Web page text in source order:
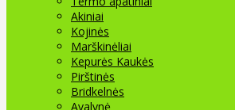
Akiniai
Kojinės
Marškinėliai
Kepurės Kaukės
Pirštinės
Bridkelnės
Avalynė